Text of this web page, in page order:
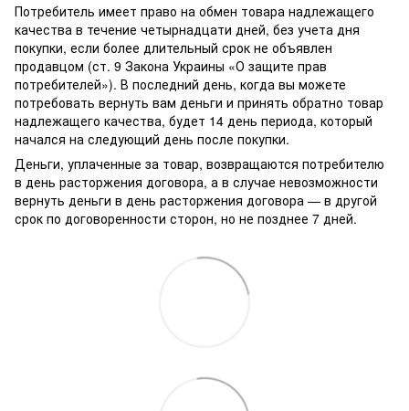
Потребитель имеет право на обмен товара надлежащего
качества в течение четырнадцати дней, без учета дня
покупки, если более длительный срок не объявлен
продавцом (ст. 9 Закона Украины «О защите прав
потребителей»). В последний день, когда вы можете
потребовать вернуть вам деньги и принять обратно товар
надлежащего качества, будет 14 день периода, который
начался на следующий день после покупки.
Деньги, уплаченные за товар, возвращаются потребителю
в день расторжения договора, а в случае невозможности
вернуть деньги в день расторжения договора — в другой
срок по договоренности сторон, но не позднее 7 дней.